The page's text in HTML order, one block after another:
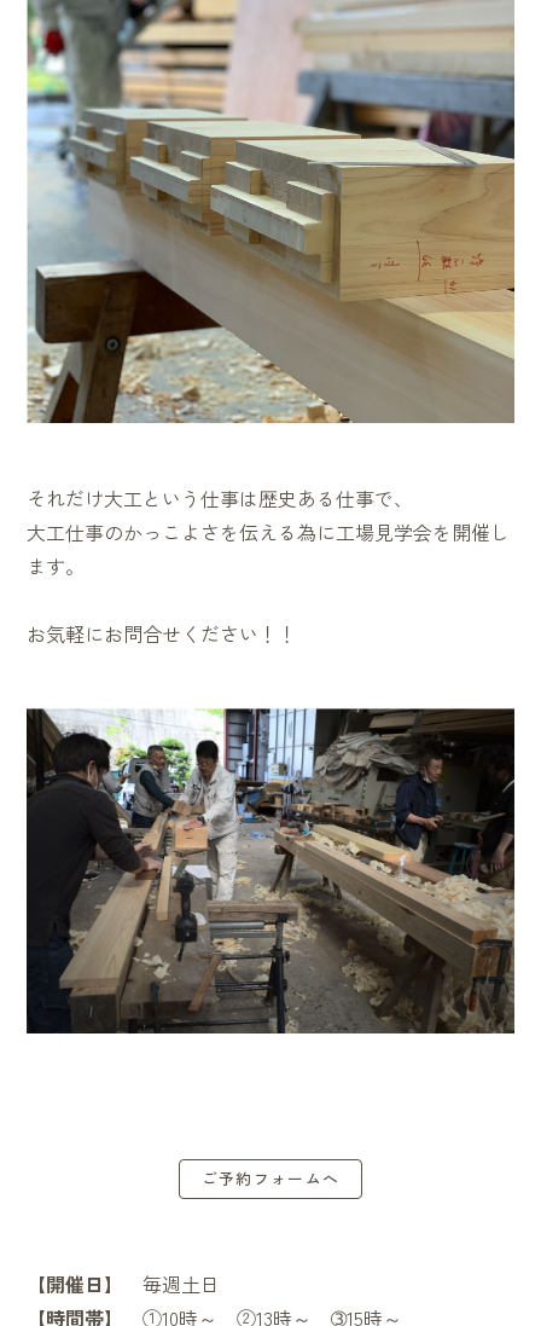
それだけ大工という仕事は歴史ある仕事で、
大工仕事のかっこよさを伝える為に工場見学会を開催し
ます。
お気軽にお問合せください！！
ご予約フォームへ
【開催日】
毎週土日
【時間帯】
①10時～ ②13時～ ➂15時～